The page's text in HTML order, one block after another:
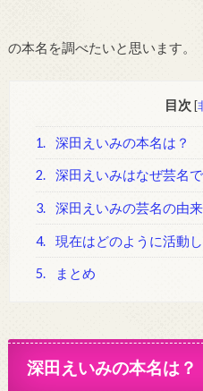
の本名を調べたいと思います。
目次 [
1. 深田えいみの本名は？
2. 深田えいみはなぜ芸名
3. 深田えいみの芸名の由来
4. 現在はどのように活動
5. まとめ
深田えいみの本名は？